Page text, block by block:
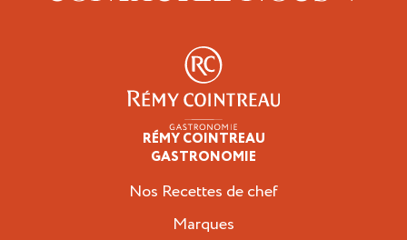
RÉMY COINTREAU
GASTRONOMIE
Nos Recettes de chef
Marques